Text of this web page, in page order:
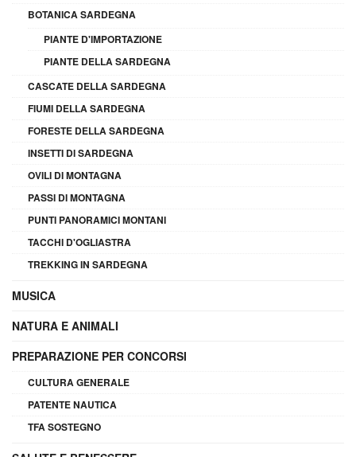
BOTANICA SARDEGNA
PIANTE D'IMPORTAZIONE
PIANTE DELLA SARDEGNA
CASCATE DELLA SARDEGNA
FIUMI DELLA SARDEGNA
FORESTE DELLA SARDEGNA
INSETTI DI SARDEGNA
OVILI DI MONTAGNA
PASSI DI MONTAGNA
PUNTI PANORAMICI MONTANI
TACCHI D'OGLIASTRA
TREKKING IN SARDEGNA
MUSICA
NATURA E ANIMALI
PREPARAZIONE PER CONCORSI
CULTURA GENERALE
PATENTE NAUTICA
TFA SOSTEGNO